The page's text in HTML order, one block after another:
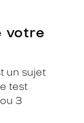
votre
un sujet
test
3